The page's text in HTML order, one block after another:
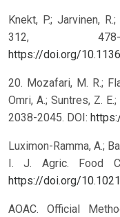
Knekt, P.; Jarvinen,
312,
https://doi.org/
20. Mozafari, M. R.;
Omri, A.; Suntres, Z.
2038-2045. DOI:
Luximon-Ramma, A.;
I. J. Agric. Food
https://doi.org/
AOAC. Official